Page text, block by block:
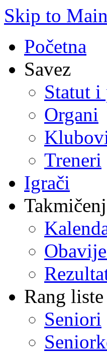
Skip to
Početna
Savez
Statut
Organi
Treneri
Igrači
Rang liste
Seniori